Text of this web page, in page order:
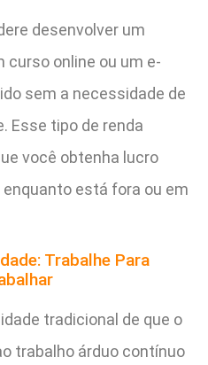
desenvolver um
curso online ou um e-
sem a necessidade de
Esse tipo de renda
você obtenha lucro
está fora ou em
Trabalhe Para
tradicional de que o
trabalho árduo contínuo